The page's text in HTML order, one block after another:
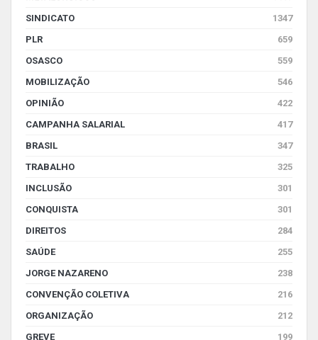
SINDICATO
1347
PLR
659
OSASCO
559
MOBILIZAÇÃO
546
OPINIÃO
422
CAMPANHA SALARIAL
417
BRASIL
347
TRABALHO
325
INCLUSÃO
301
CONQUISTA
301
DIREITOS
284
SAÚDE
255
JORGE NAZARENO
238
CONVENÇÃO COLETIVA
216
ORGANIZAÇÃO
212
GREVE
199